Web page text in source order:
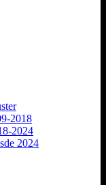
2018
2024
2024